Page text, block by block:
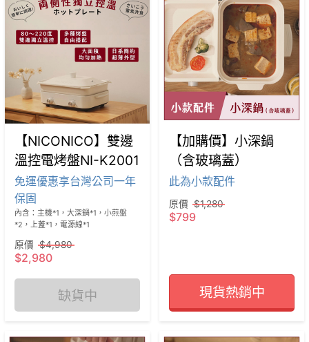
【NICONICO】雙邊
溫控電烤盤NI-K2001
免運優惠享台灣公司一年
保固
內含：主機*1，大深鍋*1，小煎盤
*2，上蓋*1，電源線*1
原價 $4,980
$2,980
缺貨中
【加購價】小深鍋
（含玻璃蓋）
此為小款配件
原價 $1,280
$799
現貨熱銷中